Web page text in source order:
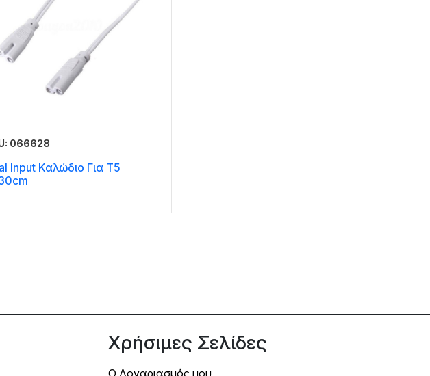
066628
Input Καλώδιο Για T5
Χρήσιμες Σελίδες